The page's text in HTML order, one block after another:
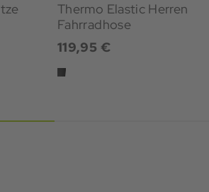
Thermo Elastic Herren
Fahrradhose
119,95 €